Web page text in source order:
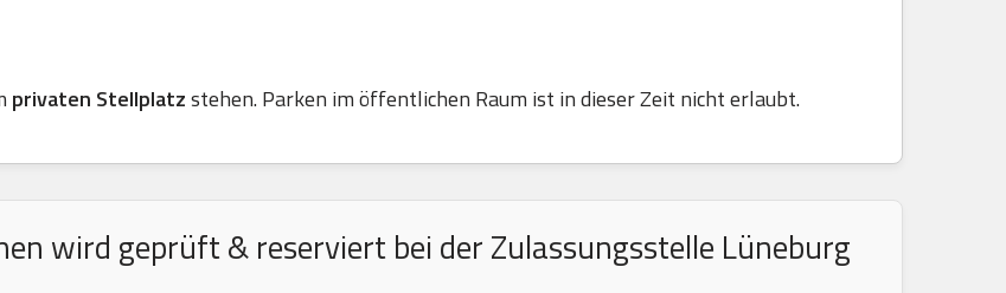
privaten Stellplatzstehen. Parken im öffentlichen Raum ist in dieser Zeit nicht erlaubt.
wird geprüft & reserviert bei der Zulassungsstelle Lüneburg